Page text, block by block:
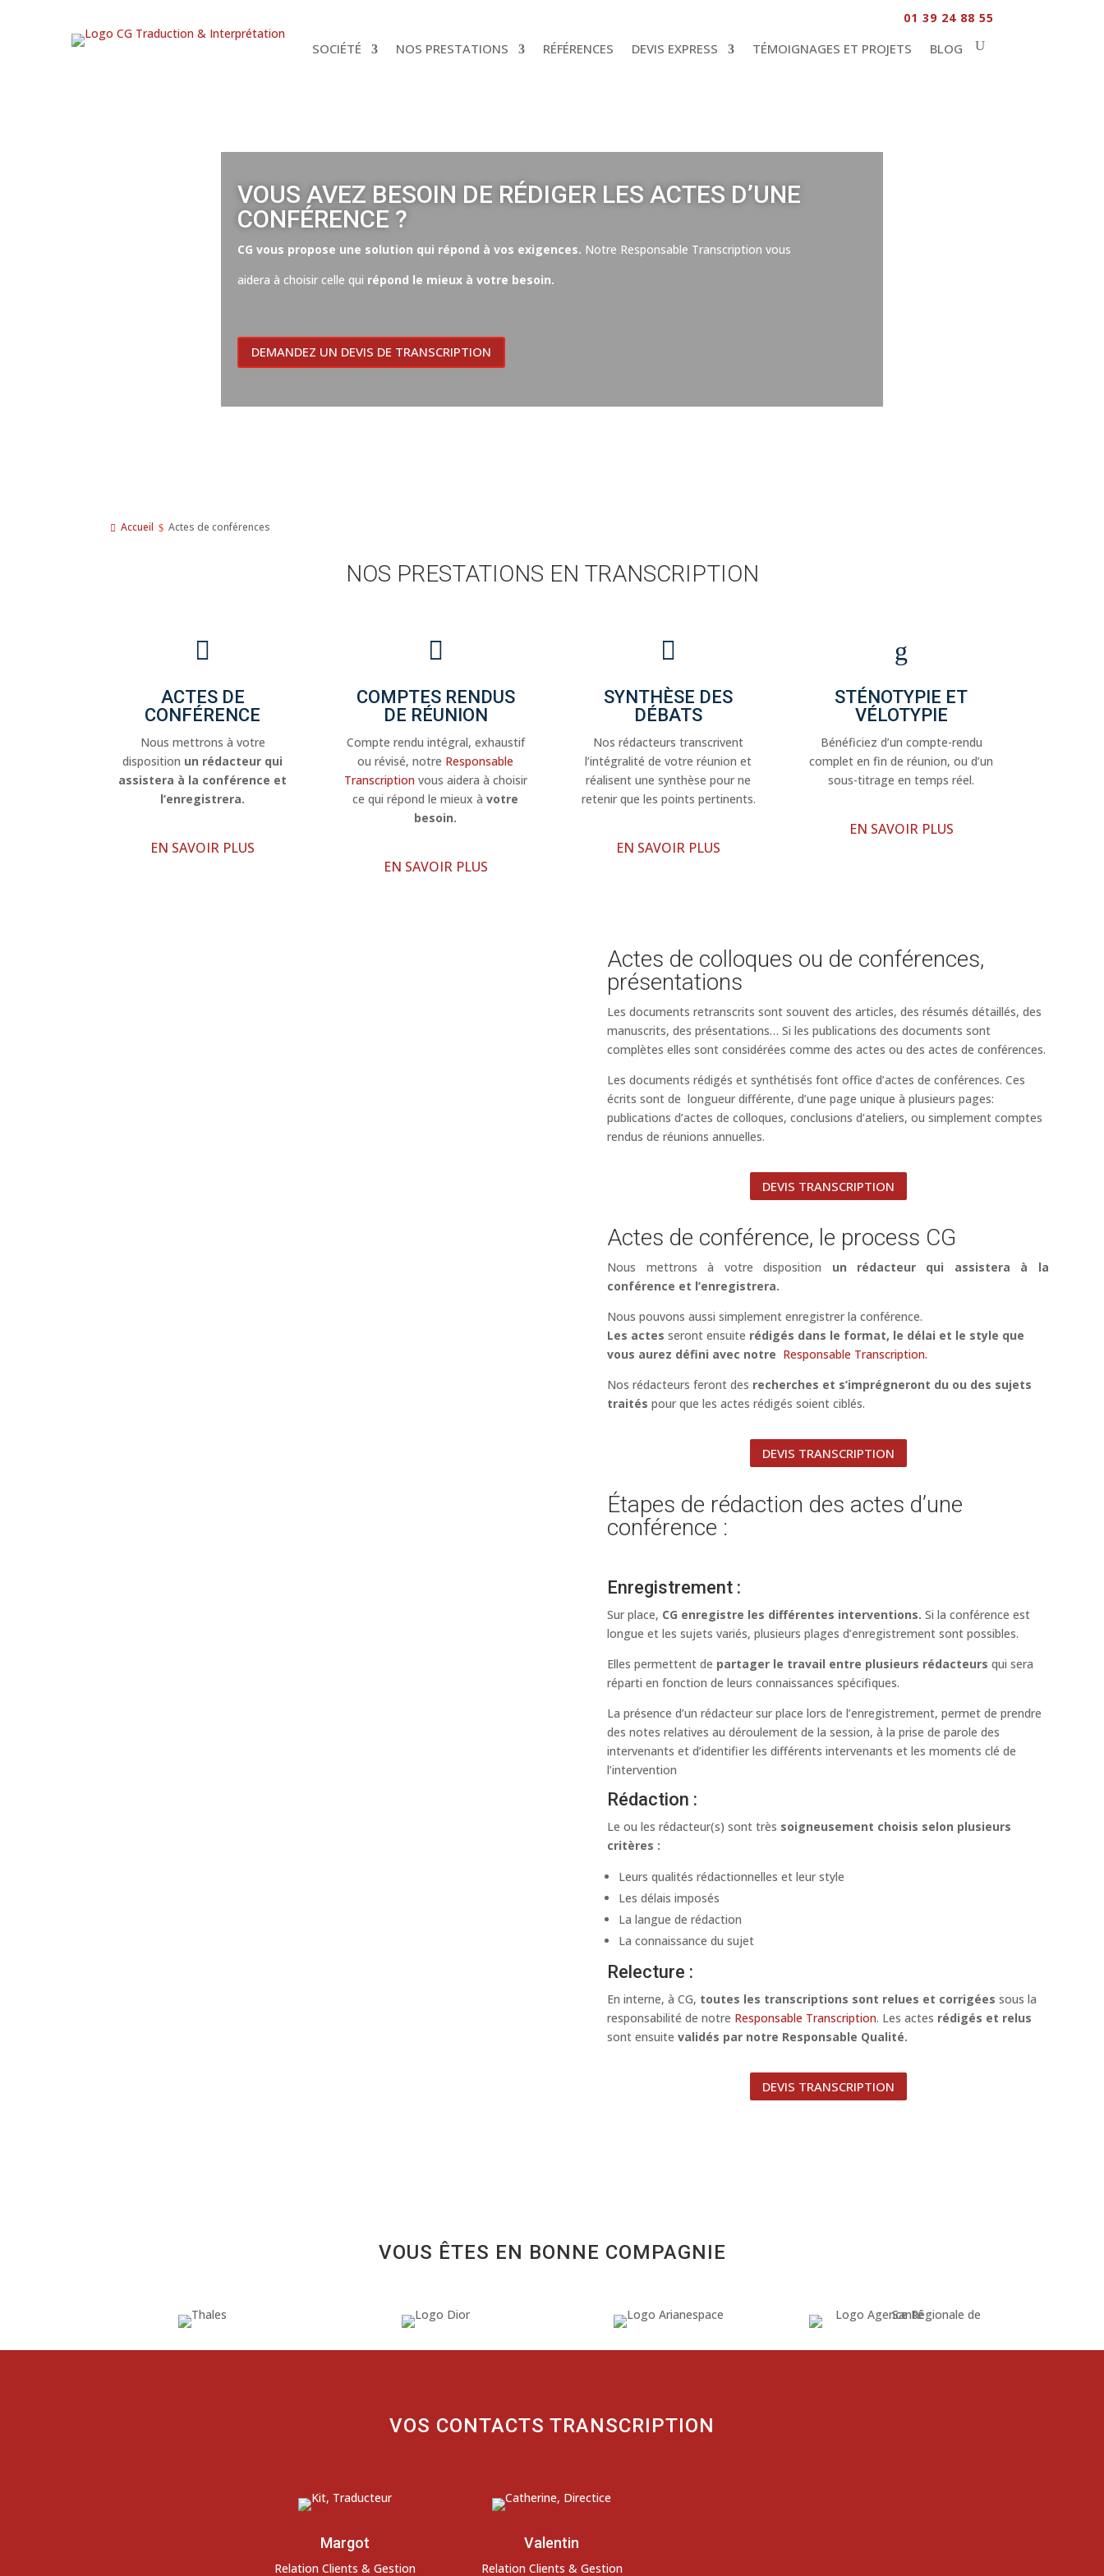
01 39 24 88 55
SOCIÉTÉ NOS PRESTATIONS RÉFÉRENCES DEVIS EXPRESS TÉMOIGNAGES ET PROJETS BLOG
VOUS AVEZ BESOIN DE RÉDIGER LES ACTES D’UNE
CONFÉRENCE ?
CG vous propose une solution qui répond à vos exigences. Notre Responsable Transcription vous
aidera à choisir celle qui répond le mieux à votre besoin.
DEMANDEZ UN DEVIS DE TRANSCRIPTION
Accueil Actes de conférences
NOS PRESTATIONS EN TRANSCRIPTION

ACTES DE
CONFÉRENCE
Nous mettrons à votre
disposition un rédacteur qui
assistera à la conférence et
l’enregistrera.
EN SAVOIR PLUS

COMPTES RENDUS
DE RÉUNION
Compte rendu intégral, exhaustif
ou révisé, notre Responsable
Transcriptionvous aidera à choisir
ce qui répond le mieux àvotre
besoin.
EN SAVOIR PLUS

SYNTHÈSE DES
DÉBATS
Nos rédacteurs transcrivent
l’intégralité de votre réunion et
réalisent une synthèse pour ne
retenir que les points pertinents.
EN SAVOIR PLUS
g
STÉNOTYPIE ET
VÉLOTYPIE
Bénéficiez d’un compte-rendu
complet en fin de réunion, ou d’un
sous-titrage en temps réel.
EN SAVOIR PLUS
Actes de colloques ou de conférences,
présentations
Les documents retranscrits sont souvent des articles, des résumés détaillés, des
manuscrits, des présentations… Si les publications des documents sont
complètes elles sont considérées comme des actes ou des actes de conférences.
Les documents rédigés et synthétisés font office d’actes de conférences. Ces
écrits sont de longueur différente, d’une page unique à plusieurs pages:
publications d’actes de colloques, conclusions d’ateliers, ou simplement comptes
rendus de réunions annuelles.
DEVIS TRANSCRIPTION
Actes de conférence, le process CG
Nous mettrons à votre disposition un rédacteur qui assistera à la
conférence et l’enregistrera.
Nous pouvons aussi simplement enregistrer la conférence.
Les actes seront ensuite rédigés dans le format, le délai et le style que
vous aurez défini avec notre Responsable Transcription.
Nos rédacteurs feront des recherches et s’imprégneront du ou des sujets
traités pour que les actes rédigés soient ciblés.
DEVIS TRANSCRIPTION
Étapes de rédaction des actes d’une
conférence :
Enregistrement :
Sur place, CG enregistre les différentes interventions.Si la conférence est
longue et les sujets variés, plusieurs plages d’enregistrement sont possibles.
Elles permettent de partager le travail entre plusieurs rédacteursqui sera
réparti en fonction de leurs connaissances spécifiques.
La présence d’un rédacteur sur place lors de l’enregistrement, permet de prendre
des notes relatives au déroulement de la session, à la prise de parole des
intervenants et d’identifier les différents intervenants et les moments clé de
l’intervention
Rédaction :
Le ou les rédacteur(s) sont très soigneusement choisis selon plusieurs
critères :
Leurs qualités rédactionnelles et leur style
Les délais imposés
La langue de rédaction
La connaissance du sujet
Relecture :
En interne, à CG, toutes les transcriptions sont relues et corrigéessous la
responsabilité de notre Responsable Transcription. Les actes rédigés et relus
sont ensuitevalidés par notre Responsable Qualité.
DEVIS TRANSCRIPTION
VOUS ÊTES EN BONNE COMPAGNIE
VOS CONTACTS TRANSCRIPTION
Margot
Relation Clients & Gestion
Valentin
Relation Clients & Gestion